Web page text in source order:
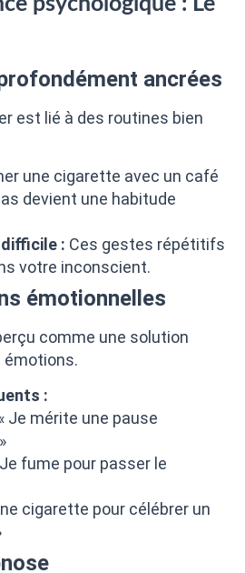
ancrées
est lié à des routines bien
une cigarette avec un café
devient une habitude
difficile : Ces gestes répétitifs
votre inconscient.
émotionnelles
comme une solution
émotions.
:
Je mérite une pause
fume pour passer le
cigarette pour célébrer un